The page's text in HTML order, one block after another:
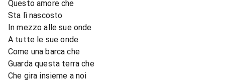
Questo amore che
Sta lì nascosto
In mezzo alle sue onde
A tutte le sue onde
Come una barca che
Guarda questa terra che
Che gira insieme a noi